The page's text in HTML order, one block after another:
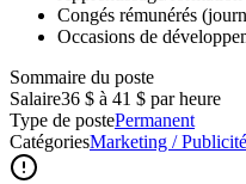
Congés rémunérés
Occasions de
Sommaire du poste
Salaire36 $ à 41 $ par heure
Type de postePermanent
CatégoriesMarketing /